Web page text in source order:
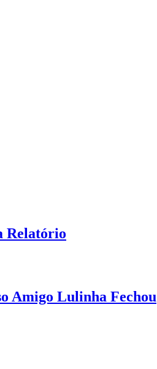
Relatório
Amigo Lulinha Fechou